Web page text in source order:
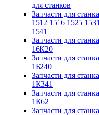
для станков
Запчасти для станка
1512 1516 1525 1531
1541
Запчасти для станка
16К20
Запчасти для станка
1Б240
Запчасти для станка
1К341
Запчасти для станка
1К62
Запчасти для станка